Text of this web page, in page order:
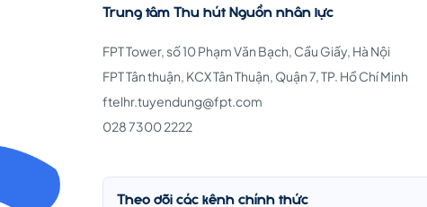
Trung tâm Thu hút Nguồn nhân lực
FPT Tower, số 10 Phạm Văn Bạch, Cầu Giấy, Hà Nội
FPT Tân thuận, KCX Tân Thuận, Quận 7, TP. Hồ Chí Minh
ftelhr.tuyendung@fpt.com
028 7300 2222
Theo dõi các kênh chính thức